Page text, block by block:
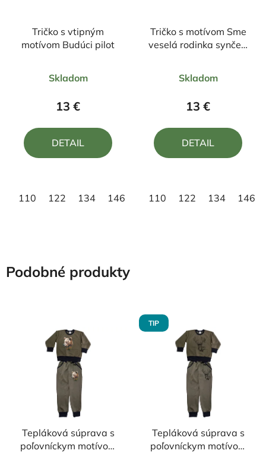
Tričko s vtipným
motívom Budúci pilot
hodnotenie
produktu
z
Skladom
13 €
DETAIL
110 122 134 146 158
Tričko s motívom Sme
veselá rodinka synček,
hodnotenie
produktu
z
Skladom
13 €
DETAIL
110 122 134 146
Podobné produkty
Tepláková súprava s
poľovníckym motívom
TIP
Tepláková súprava s
poľovníckym motívom